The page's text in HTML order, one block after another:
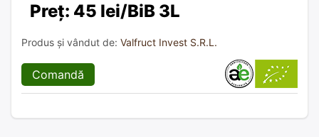
Preț: 45 lei/BiB 3L
Produs și vândut de: Valfruct Invest S.R.L.
Comandă